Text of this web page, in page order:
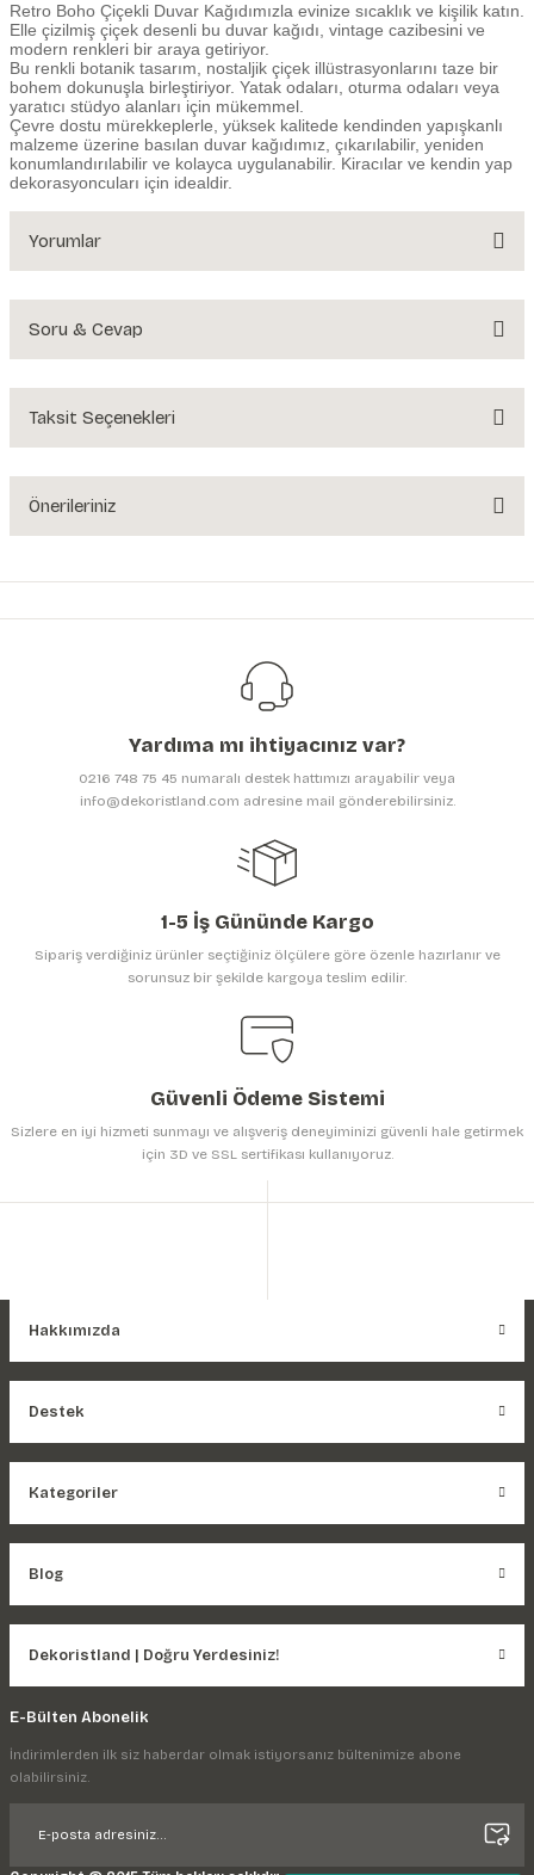
Retro Boho Çiçekli Duvar Kağıdımızla evinize sıcaklık ve kişilik katın.
Elle çizilmiş çiçek desenli bu duvar kağıdı, vintage cazibesini ve
modern renkleri bir araya getiriyor.
Bu renkli botanik tasarım, nostaljik çiçek illüstrasyonlarını taze bir
bohem dokunuşla birleştiriyor. Yatak odaları, oturma odaları veya
yaratıcı stüdyo alanları için mükemmel.
Çevre dostu mürekkeplerle, yüksek kalitede kendinden yapışkanlı
malzeme üzerine basılan duvar kağıdımız, çıkarılabilir, yeniden
konumlandırılabilir ve kolayca uygulanabilir. Kiracılar ve kendin yap
dekorasyoncuları için idealdir.
Yorumlar
Soru & Cevap
Ürün hakkında henüz soru sorulmamış.
Taksit Seçenekleri
Önerileriniz
yetersiz gördüğünüz noktaları öneri formunu kullanarak tarafımıza
Görüş ve önerileriniz için teşekkür ederiz.
Ürün resmi kalitesiz, bozuk veya görüntülenemiyor.
Ürün bilgilerinde hatalar bulunuyor.
Gönder
Yardıma mı ihtiyacınız var?
0216 748 75 45 numaralı destek hattımızı arayabilir veya
info@dekoristland.com adresine mail gönderebilirsiniz.
1-5 İş Gününde Kargo
Sipariş verdiğiniz ürünler seçtiğiniz ölçülere göre özenle hazırlanır ve
sorunsuz bir şekilde kargoya teslim edilir.
Güvenli Ödeme Sistemi
Sizlere en iyi hizmeti sunmayı ve alışveriş deneyiminizi güvenli hale getirmek
için 3D ve SSL sertifikası kullanıyoruz.
Hakkımızda
Destek
Kategoriler
Blog
Dekoristland | Doğru Yerdesiniz!
E-Bülten Abonelik
İndirimlerden ilk siz haberdar olmak istiyorsanız bültenimize abone
olabilirsiniz.